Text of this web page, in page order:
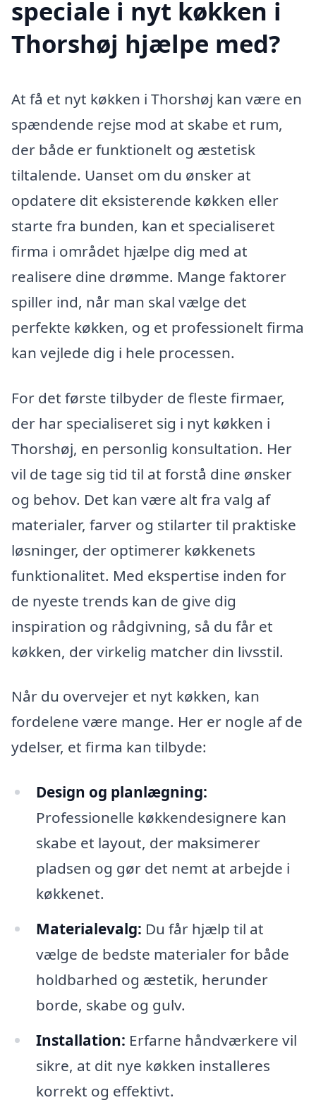
speciale i nyt køkken i
Thorshøj hjælpe med?
At få et nyt køkken i Thorshøj kan være en
spændende rejse mod at skabe et rum,
der både er funktionelt og æstetisk
tiltalende. Uanset om du ønsker at
opdatere dit eksisterende køkken eller
starte fra bunden, kan et specialiseret
firma i området hjælpe dig med at
realisere dine drømme. Mange faktorer
spiller ind, når man skal vælge det
perfekte køkken, og et professionelt firma
kan vejlede dig i hele processen.
For det første tilbyder de fleste firmaer,
der har specialiseret sig i nyt køkken i
Thorshøj, en personlig konsultation. Her
vil de tage sig tid til at forstå dine ønsker
og behov. Det kan være alt fra valg af
materialer, farver og stilarter til praktiske
løsninger, der optimerer køkkenets
funktionalitet. Med ekspertise inden for
de nyeste trends kan de give dig
inspiration og rådgivning, så du får et
køkken, der virkelig matcher din livsstil.
Når du overvejer et nyt køkken, kan
fordelene være mange. Her er nogle af de
ydelser, et firma kan tilbyde:
Design og planlægning:
Professionelle køkkendesignere kan
skabe et layout, der maksimerer
pladsen og gør det nemt at arbejde i
køkkenet.
Materialevalg: Du får hjælp til at
vælge de bedste materialer for både
holdbarhed og æstetik, herunder
borde, skabe og gulv.
Installation: Erfarne håndværkere vil
sikre, at dit nye køkken installeres
korrekt og effektivt.